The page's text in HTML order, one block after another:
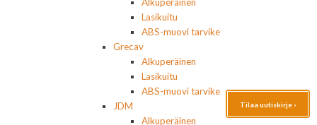
Alkuperäinen
Lasikuitu
ABS-muovi tarvike
Grecav
Alkuperäinen
Lasikuitu
ABS-muovi tarvike
JDM
Alkuperäinen
Tilaa uutiskirje ›